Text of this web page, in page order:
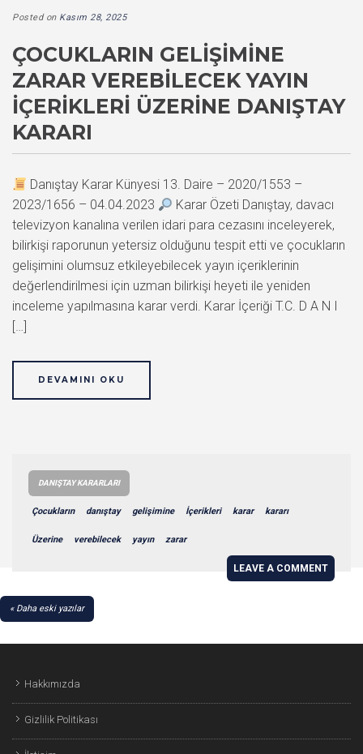
Posted on Kasım 28, 2025
ÇOCUKLARIN GELIŞIMINE
ZARAR VEREBILECEK YAYIN
İÇERIKLERI ÜZERINE DANIŞTAY
KARARI
Danıştay Karar Künyesi 13. Daire – 2020/1553 –
2023/1656 – 04.04.2023
Karar Özeti Danıştay, davacı
televizyon kanalına verilen idari para cezasını inceleyerek,
bilirkişi raporunun yetersiz olduğunu tespit etti ve çocukların
gelişimini olumsuz etkileyebilecek yayın içeriklerinin
değerlendirilmesi için uzman bilirkişi heyeti ile yeniden
inceleme yapılmasına karar verdi. Karar İçeriği T.C. D A N I
[…]
DEVAMINI OKU
DANIŞTAY KARARLARI
Çocukların danıştay gelişimine İçerikleri karar kararı
Üzerine verebilecek yayın zarar
LEAVE A COMMENT
YAZI
Daha eski yazılar
Hakkımızda
Gizlilik Politikası